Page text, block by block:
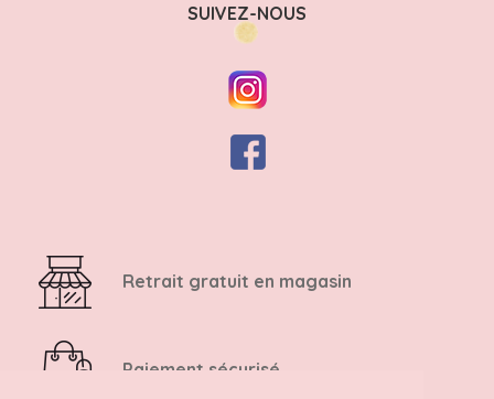
SUIVEZ-NOUS
Retrait gratuit en magasin
Paiement sécurisé